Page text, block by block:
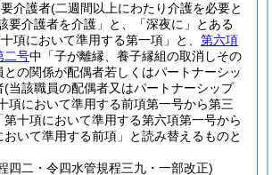
介護者(二週間以上にわたり介護を必要と
要介護者を介護」と、「深夜に」とある
項において準用する第一項」と、 第六項
二号中「子が離縁、養子縁組の取消しその
の関係が配偶者若しくはパートナーシッ
(当該職員の配偶者又はパートナーシップ
項において準用する前項第一号から第三
十項において準用する第六項第一号から
いて準用する前項」と読み替えるものと
四二・令四水管規程三九・一部改正)